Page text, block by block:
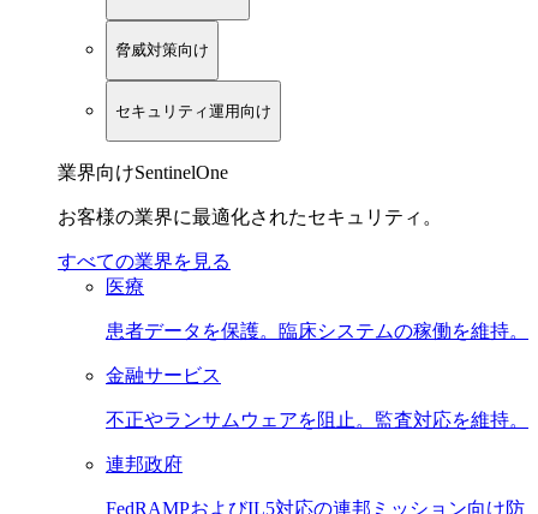
脅威対策向け
セキュリティ運用向け
業界向けSentinelOne
お客様の業界に最適化されたセキュリティ。
すべての業界を見る
医療
患者データを保護。臨床システムの稼働を維持。
金融サービス
不正やランサムウェアを阻止。監査対応を維持。
連邦政府
FedRAMPおよびIL5対応の連邦ミッション向け防